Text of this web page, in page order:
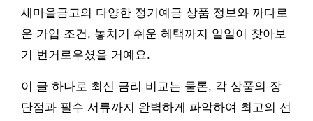
새마을금고의 다양한 정기예금 상품 정보와 까다로
운 가입 조건, 놓치기 쉬운 혜택까지 일일이 찾아보
기 번거로우셨을 거예요.
이 글 하나로 최신 금리 비교는 물론, 각 상품의 장
단점과 필수 서류까지 완벽하게 파악하여 최고의 선